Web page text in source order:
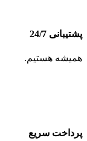
پشتیبانی 24/7
همیشه هستیم.
پرداخت سریع